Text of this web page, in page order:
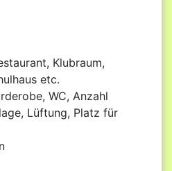
Klubraum,
etc.
WC, Anzahl
Lüftung, Platz für